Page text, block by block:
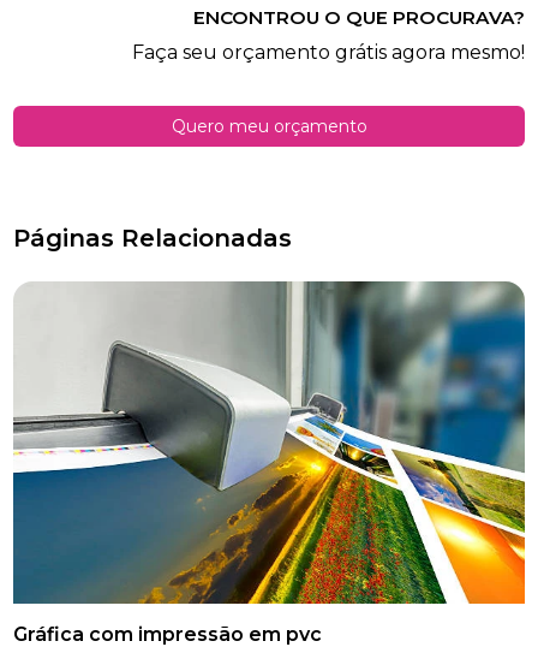
ENCONTROU O QUE PROCURAVA?
Faça seu orçamento grátis agora mesmo!
Quero meu orçamento
Páginas Relacionadas
Gráfica com impressão em pvc